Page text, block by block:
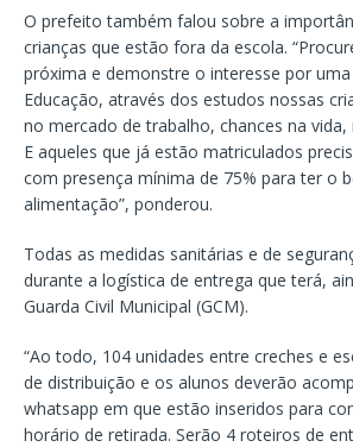
O prefeito também falou sobre a
crianças que estão fora da escola.
próxima e demonstre o interesse por
Educação, através dos estudos nossas
no mercado de trabalho, chances na
E aqueles que já estão matriculados
com presença mínima de 75% para ter o
alimentação”, ponderou.
Todas as medidas sanitárias e de
durante a logística de entrega que terá,
Guarda Civil Municipal (GCM).
“Ao todo, 104 unidades entre creches e
de distribuição e os alunos deverão
whatsapp em que estão inseridos para
horário de retirada. Serão 4 roteiros de